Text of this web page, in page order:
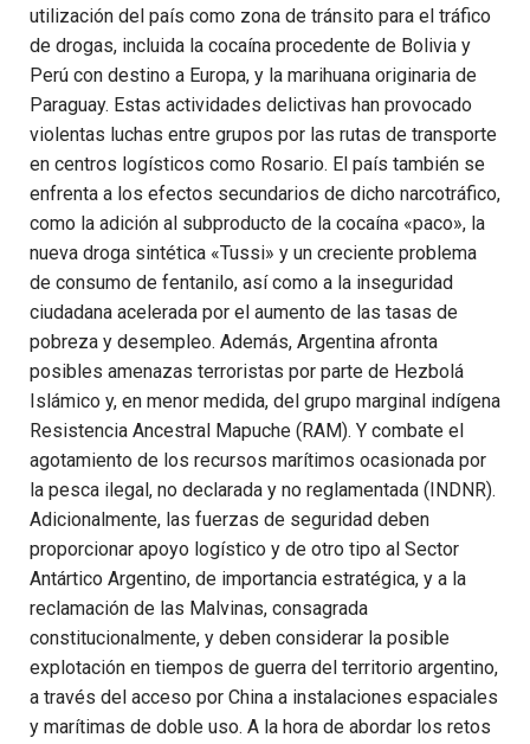
utilización del país como zona de tránsito para el tráfico
de drogas, incluida la cocaína procedente de Bolivia y
Perú con destino a Europa, y la marihuana originaria de
Paraguay. Estas actividades delictivas han provocado
violentas luchas entre grupos por las rutas de transporte
en centros logísticos como Rosario. El país también se
enfrenta a los efectos secundarios de dicho narcotráfico,
como la adición al subproducto de la cocaína «paco», la
nueva droga sintética «Tussi» y un creciente problema
de consumo de fentanilo, así como a la inseguridad
ciudadana acelerada por el aumento de las tasas de
pobreza y desempleo. Además, Argentina afronta
posibles amenazas terroristas por parte de Hezbolá
Islámico y, en menor medida, del grupo marginal indígena
Resistencia Ancestral Mapuche (RAM). Y combate el
agotamiento de los recursos marítimos ocasionada por
la pesca ilegal, no declarada y no reglamentada (INDNR).
Adicionalmente, las fuerzas de seguridad deben
proporcionar apoyo logístico y de otro tipo al Sector
Antártico Argentino, de importancia estratégica, y a la
reclamación de las Malvinas, consagrada
constitucionalmente, y deben considerar la posible
explotación en tiempos de guerra del territorio argentino,
a través del acceso por China a instalaciones espaciales
y marítimas de doble uso. A la hora de abordar los retos